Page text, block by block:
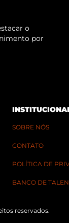
o
por
SOBRE NÓS
CONTATO
POLÍTICA DE
BANCO DE
reservados.